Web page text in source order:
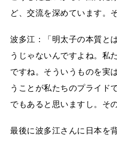
ど、交流を深めています。
波多江：「明太子の本質と
うじゃないんですよね。私
ですね。そういうものを実
うことが私たちのプライド
でもあると思いますし。そ
最後に波多江さんに日本を